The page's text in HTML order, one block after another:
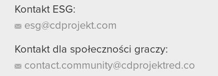
Kontakt ESG:
esg@cdprojekt.com
Kontakt dla społeczności graczy:
contact.community@cdprojektred.co